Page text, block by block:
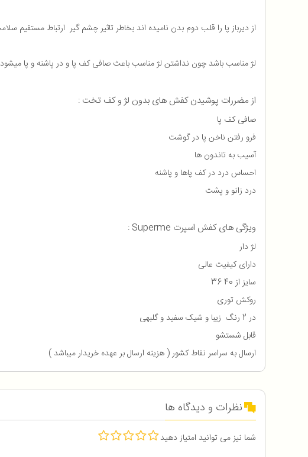
از دیرباز پا را قلب دوم بدن نامیده اند بخاطر تاثیر چشم گیر ارتباط
لژ مناسب باشد چون نداشتن لژ مناسب باعث صافی کف پا و در پاشنه و پا
از مضررات پوشیدن کفش های بدون لژ و کف تخت :
صافی کف پا
فرو رفتن ناخن پا در گوشت
آسیب به تاندون ها
احساس درد در کف پاها و پاشنه
درد زانو و پشت
ویژگی های کفش اسپرت Superme :
لژ دار
دارای کیفیت عالی
سایز از 40 36
روکش توری
در 2 رنگ زیبا و شیک سفید و گلبهی
قابل شستشو
ارسال به سراسر نقاط کشور ( هزینه ارسال بر عهده خریدار میباشد )
نظرات و دیدگاه ها
شما نیز می توانید امتیاز دهید